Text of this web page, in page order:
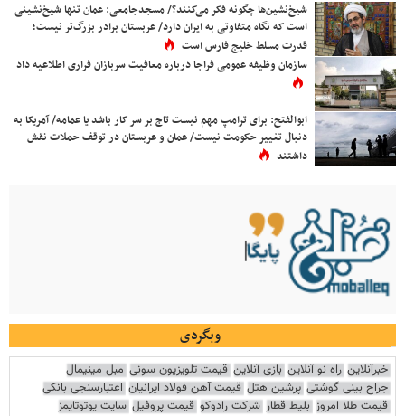
شیخ‌نشین‌ها چگونه فکر می‌کنند؟/ مسجدجامعی: عمان تنها شیخ‌نشینی
است که نگاه متفاوتی به ایران دارد/ عربستان برادر بزرگ‌تر نیست؛
قدرت مسلط خلیج فارس است
سازمان وظیفه عمومی فراجا درباره معافیت سربازان فراری اطلاعیه داد
ابوالفتح: برای ترامپ مهم نیست تاج بر سر کار باشد یا عمامه/ آمریکا به
دنبال تغییر حکومت نیست/ عمان و عربستان در توقف حملات نقش
داشتند
وبگردی
خبرآنلاین راه نو آنلاین بازی آنلاین قیمت تلویزیون سونی مبل مینیمال
جراح بینی گوشتی پرشین هتل قیمت آهن فولاد ایرانیان اعتبارسنجی بانکی
قیمت طلا امروز بلیط قطار شرکت رادوکو قیمت پروفیل سایت یوتوتایمز